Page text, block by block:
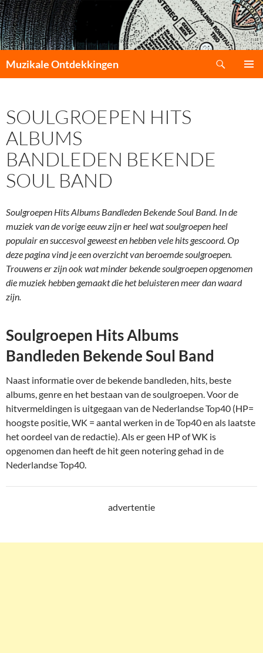
Muzikale Ontdekkingen
INHOUD
SOULGROEPEN HITS
ALBUMS
BANDLEDEN BEKENDE
SOUL BAND
Soulgroepen Hits Albums Bandleden Bekende Soul Band. In de
muziek van de vorige eeuw zijn er heel wat soulgroepen heel
populair en succesvol geweest en hebben vele hits gescoord. Op
deze pagina vind je een overzicht van beroemde soulgroepen.
Trouwens er zijn ook wat minder bekende soulgroepen opgenomen
die muziek hebben gemaakt die het beluisteren meer dan waard
zijn.
Soulgroepen Hits Albums
Bandleden Bekende Soul Band
Naast informatie over de bekende bandleden, hits, beste
albums, genre en het bestaan van de soulgroepen. Voor de
hitvermeldingen is uitgegaan van de Nederlandse Top40 (HP=
hoogste positie, WK = aantal werken in de Top40 en als laatste
het oordeel van de redactie). Als er geen HP of WK is
opgenomen dan heeft de hit geen notering gehad in de
Nederlandse Top40.
advertentie